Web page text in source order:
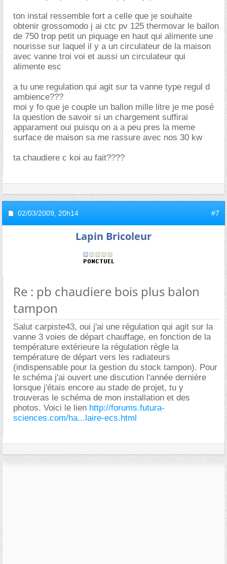
ton instal ressemble fort a celle que je souhaite
obtenir grossomodo j ai ctc pv 125 thermovar le ballon
de 750 trop petit un piquage en haut qui alimente une
nourisse sur laquel il y a un circulateur de la maison
avec vanne troi voi et aussi un circulateur qui
alimente esc
a tu une regulation qui agit sur ta vanne type regul d
ambience???
moi y fo que je couple un ballon mille litre je me posé
la question de savoir si un chargement suffirai
apparament oui puisqu on a a peu pres la meme
surface de maison sa me rassure avec nos 30 kw
ta chaudiere c koi au fait????
02/03/2009, 20h14 #7
Lapin Bricoleur
Re : pb chaudiere bois plus balon
tampon
Salut carpiste43, oui j'ai une régulation qui agit sur la
vanne 3 voies de départ chauffage, en fonction de la
température extérieure la régulation règle la
température de départ vers les radiateurs
(indispensable pour la gestion du stock tampon). Pour
le schéma j'ai ouvert une discution l'année dernière
lorsque j'étais encore au stade de projet, tu y
trouveras le schéma de mon installation et des
photos. Voici le lien http://forums.futura-
sciences.com/ha...laire-ecs.html